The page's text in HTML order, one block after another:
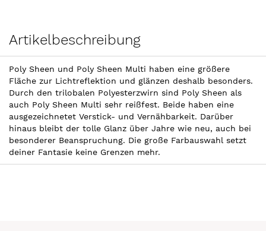
Artikelbeschreibung
Poly Sheen und Poly Sheen Multi haben eine größere
Fläche zur Lichtreflektion und glänzen deshalb besonders.
Durch den trilobalen Polyesterzwirn sind Poly Sheen als
auch Poly Sheen Multi sehr reißfest. Beide haben eine
ausgezeichnetet Verstick- und Vernähbarkeit. Darüber
hinaus bleibt der tolle Glanz über Jahre wie neu, auch bei
besonderer Beanspruchung. Die große Farbauswahl setzt
deiner Fantasie keine Grenzen mehr.